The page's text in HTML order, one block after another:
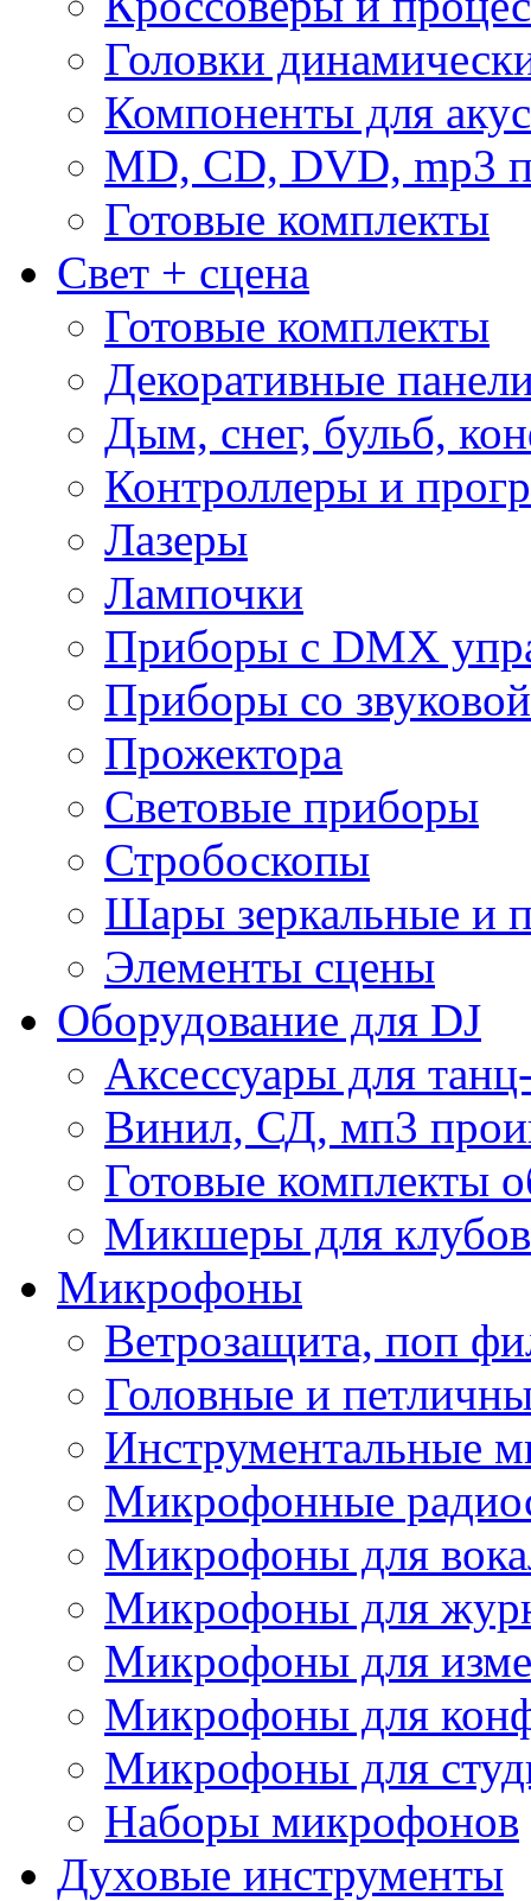
Головки
Компоненты для
MD, CD, DVD, mp3
Готовые комплекты
Свет + сцена
Готовые комплекты
Декоративные
Дым, снег, бульб,
Контроллеры и
Лазеры
Лампочки
Приборы с DMX
Приборы со
Прожектора
Световые приборы
Стробоскопы
Шары зеркальные и
Элементы сцены
Оборудование для DJ
Аксессуары для
Винил, СД, мп3
Готовые комплекты
Микшеры для клубов
Микрофоны
Ветрозащита, поп
Головные и
Инструментальные
Микрофонные
Микрофоны для
Микрофоны для
Микрофоны для
Микрофоны для
Микрофоны для
Наборы микрофонов
Духовые инструменты